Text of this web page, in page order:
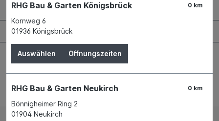
Bauen & Renovieren
Garten & Landschaftsbau
Bestellung widerrufen
0 km
RHG Bau & Garten Königsbrück
Kornweg 6
01936 Königsbrück
Auswählen Öffnungszeiten
0 km
RHG Bau & Garten Neukirch
Bönnigheimer Ring 2
01904 Neukirch